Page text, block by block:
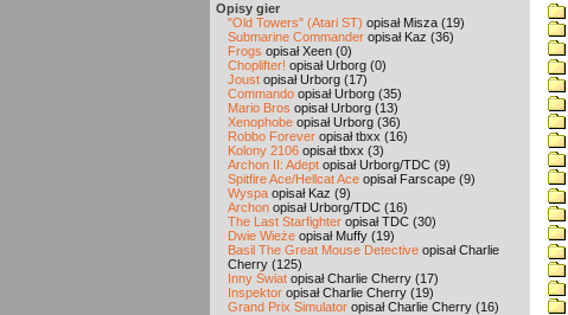
Opisy gier
"Old Towers" (Atari ST) opisał Misza (19)
Submarine Commander opisał Kaz (36)
Frogs opisał Xeen (0)
Choplifter! opisał Urborg (0)
Joust opisał Urborg (17)
Commando opisał Urborg (35)
Mario Bros opisał Urborg (13)
Xenophobe opisał Urborg (36)
Robbo Forever opisał tbxx (16)
Kolony 2106 opisał tbxx (3)
Archon II: Adept opisał Urborg/TDC (9)
Spitfire Ace/Hellcat Ace opisał Farscape (9)
Wyspa opisał Kaz (9)
Archon opisał Urborg/TDC (16)
The Last Starfighter opisał TDC (30)
Dwie Wieże opisał Muffy (19)
Basil The Great Mouse Detective opisał Charlie
Cherry (125)
Inny Świat opisał Charlie Cherry (17)
Inspektor opisał Charlie Cherry (19)
Grand Prix Simulator opisał Charlie Cherry (16)